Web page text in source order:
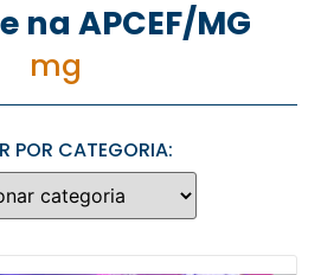
na APCEF/MG
mg
POR CATEGORIA: